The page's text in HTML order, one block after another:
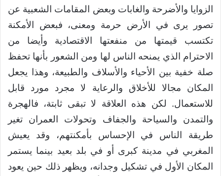
الزوايا والأضرحة والغابات وبعض المقامات الشعبية عن
تصور يرى في الأرض حرمة ومعنى، فبعض الأمكنة
تكتسب قيمتها من منفعتها الاقتصادية وأيضا من
الاحترام الذي يمنحه الناس لها ومن الشعور بأنها تحفظ
صلة خفية بين الأحياء والأسلاف والطبيعة، وهذا يجعل
المكان مجالا للأخلاق والرعاية لا مجرد مورد قابل
للاستعمال. لكن هذه العلاقة لا تبقى ثابتة، فالهجرة
والتمدن والسياحة والجفاف وتحولات العمران تغير
طريقة الناس في الإحساس بأمكنتهم، وقد يعيش
المغربي في مدينة كبرى أو في بلد بعيد بينما يستمر
المكان الأول في تشكيل وجدانه، ويظهر ذلك حين يعود